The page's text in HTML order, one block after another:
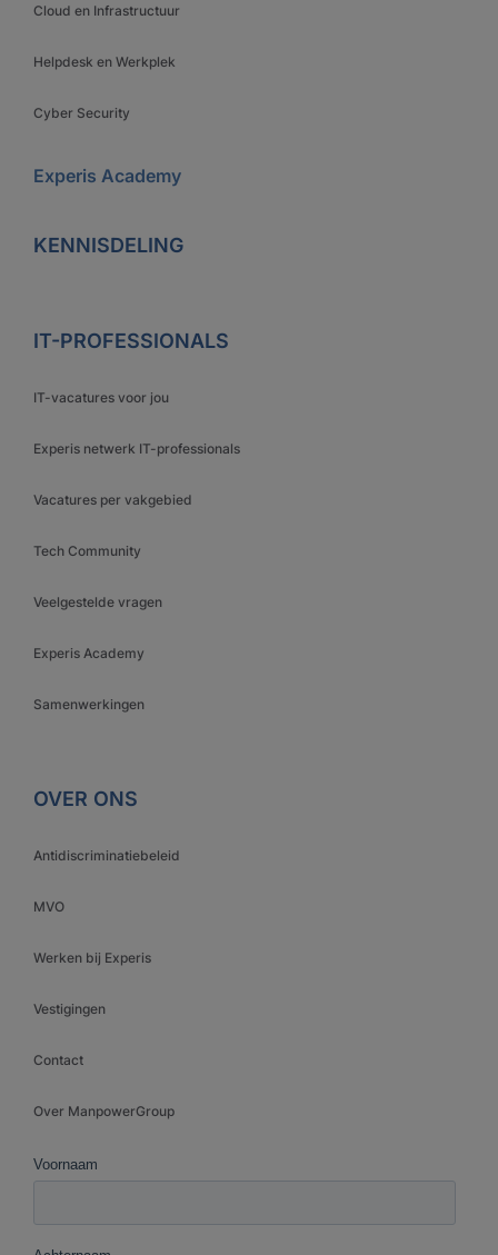
Cloud en Infrastructuur
Helpdesk en Werkplek
Cyber Security
Experis Academy
KENNISDELING
IT-PROFESSIONALS
IT-vacatures voor jou
Experis netwerk IT-professionals
Vacatures per vakgebied
Tech Community
Veelgestelde vragen
Experis Academy
Samenwerkingen
OVER ONS
Antidiscriminatiebeleid
MVO
Werken bij Experis
Vestigingen
Contact
Over ManpowerGroup